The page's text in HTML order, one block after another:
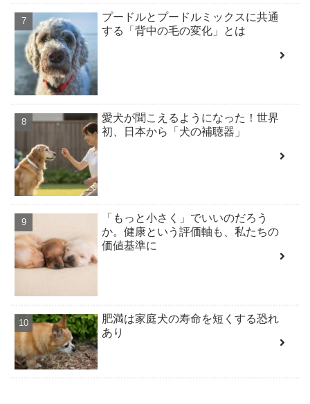
プードルとプードルミックスに共通
する「背中の毛の変化」とは
愛犬が聞こえるようになった！世界
初、日本から「犬の補聴器」
「もっと小さく」でいいのだろう
か。健康という評価軸も、私たちの
価値基準に
肥満は家庭犬の寿命を短くする恐れ
あり